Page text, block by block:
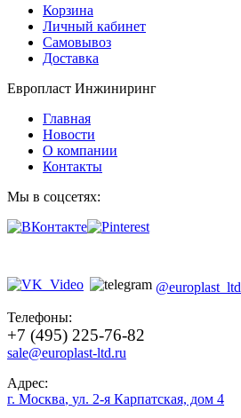
Корзина
Личный кабинет
Самовывоз
Доставка
Европласт Инжиниринг
Главная
Новости
О компании
Контакты
Мы в соцсетях:
@europlast_ltd
Телефоны:
+7 (495) 225-76-82
sale@europlast-ltd.ru
Адрес:
г. Москва, ул. 2-я Карпатская, дом 4